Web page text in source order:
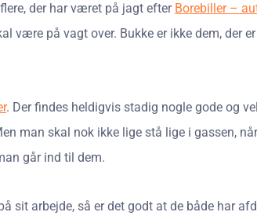
der har været på jagt efter Borebiller –
være på vagt over. Bukke er ikke dem, der
. Der findes heldigvis stadig nogle gode og
man skal nok ikke lige stå lige i gassen,
går ind til dem.
sit arbejde, så er det godt at de både har